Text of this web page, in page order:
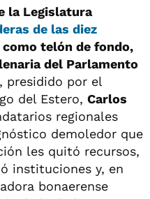
la Legislatura
de las diez
como telón de fondo,
del Parlamento
presidido por el
del Estero, Carlos
regionales
demoledor que
les quitó recursos,
instituciones y, en
bonaerense